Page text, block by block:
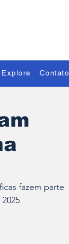
Explore Contato
fazem parte